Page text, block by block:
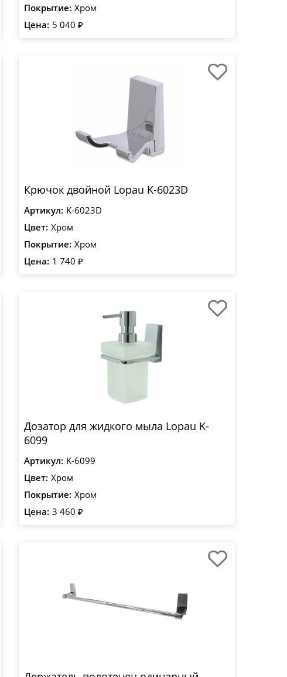
Покрытие: Хром
Цена: 5 040 ₽
Крючок двойной Lopau K-6023D
Артикул: K-6023D
Цвет: Хром
Покрытие: Хром
Цена: 1 740 ₽
Дозатор для жидкого мыла Lopau K-
6099
Артикул: K-6099
Цвет: Хром
Покрытие: Хром
Цена: 3 460 ₽